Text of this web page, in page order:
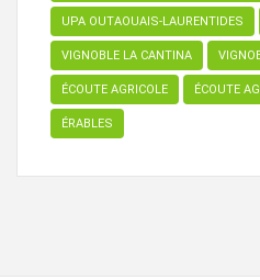
UPA OUTAOUAIS-LAURENTIDES
VIGNOBLE LA CANTINA
ÉCOUTE AGRICOLE ÉCOUTE
ÉRABLES